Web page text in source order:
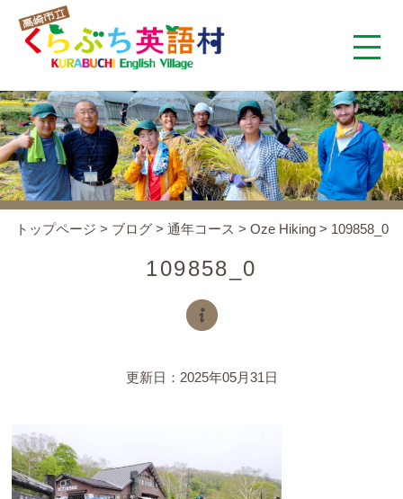
くらぶち英語村とは
コンセプト
留学の申し込み
トップページ > ブログ> 通年コース > Oze Hiking> 109858_0
109858_0
更新日：2025年05月31日